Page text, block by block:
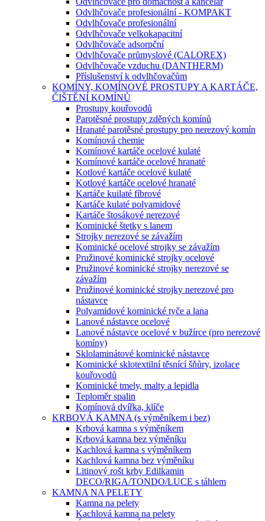
Odvlhčovače profesionální - KOMPAKT
Odvlhčovače profesionální
Odvlhčovače velkokapacitní
Odvlhčovače adsorpční
Odvlhčovače průmyslové (CALOREX)
Odvlhčovače vzduchu (DANTHERM)
Příslušenství k odvlhčovačům
KOMÍNY, KOMÍNOVÉ PROSTUPY A KARTÁČE,
ČIŠTĚNÍ KOMÍNŮ
Prostupy kouřovodů
Parotěsné prostupy zděných komínů
Hranaté parotěsné prostupy pro nerezový komín
Komínová chemie
Komínové kartáče ocelové kulaté
Komínové kartáče ocelové hranaté
Kotlové kartáče ocelové kulaté
Kotlové kartáče ocelové hranaté
Kartáče kuilaté fíbrové
Kartáče kulaté polyamidové
Kartáče štosákové nerezové
Kominické štetky s lanem
Strojky nerezové se závažím
Kominické ocelové strojky se závažím
Pružinové kominické strojky ocelové
Pružinové kominické strojky nerezové se
závažím
Pružinové kominické strojky nerezové pro
nástavce
Polyamidové kominické tyče a lana
Lanové nástavce ocelové
Lanové nástavce ocelové v bužírce (pro nerezové
komíny)
Sklolaminátové kominické nástavce
Kominické sklotextilní těsnící šňůry, izolace
kouřovodů
Kominické tmely, malty a lepidla
Teploměr spalin
Komínová dvířka, klíče
KRBOVÁ KAMNA (s výměníkem i bez)
Krbová kamna s výměníkem
Krbová kamna bez výměníku
Kachlová kamna s výměníkem
Kachlová kamna bez výměníku
Litinový rošt krby Edilkamin
DECO/RIGA/TONDO/LUCE s táhlem
KAMNA NA PELETY
Kamna na pelety
Kachlová kamna na pelety